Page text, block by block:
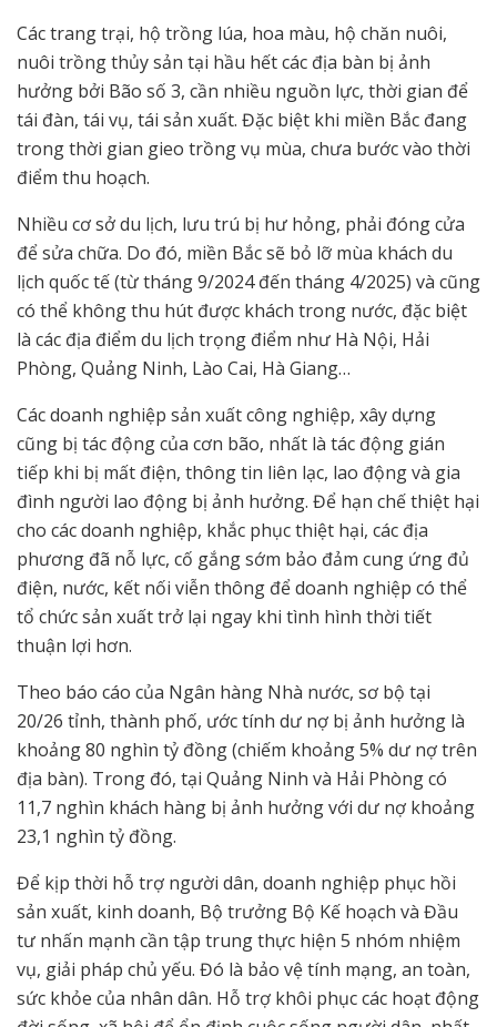
Các trang trại, hộ trồng lúa, hoa màu, hộ chăn nuôi,
nuôi trồng thủy sản tại hầu hết các địa bàn bị ảnh
hưởng bởi Bão số 3, cần nhiều nguồn lực, thời gian để
tái đàn, tái vụ, tái sản xuất. Đặc biệt khi miền Bắc đang
trong thời gian gieo trồng vụ mùa, chưa bước vào thời
điểm thu hoạch.
Nhiều cơ sở du lịch, lưu trú bị hư hỏng, phải đóng cửa
để sửa chữa. Do đó, miền Bắc sẽ bỏ lỡ mùa khách du
lịch quốc tế (từ tháng 9/2024 đến tháng 4/2025) và cũng
có thể không thu hút được khách trong nước, đặc biệt
là các địa điểm du lịch trọng điểm như Hà Nội, Hải
Phòng, Quảng Ninh, Lào Cai, Hà Giang…
Các doanh nghiệp sản xuất công nghiệp, xây dựng
cũng bị tác động của cơn bão, nhất là tác động gián
tiếp khi bị mất điện, thông tin liên lạc, lao động và gia
đình người lao động bị ảnh hưởng. Để hạn chế thiệt hại
cho các doanh nghiệp, khắc phục thiệt hại, các địa
phương đã nỗ lực, cố gắng sớm bảo đảm cung ứng đủ
điện, nước, kết nối viễn thông để doanh nghiệp có thể
tổ chức sản xuất trở lại ngay khi tình hình thời tiết
thuận lợi hơn.
Theo báo cáo của Ngân hàng Nhà nước, sơ bộ tại
20/26 tỉnh, thành phố, ước tính dư nợ bị ảnh hưởng là
khoảng 80 nghìn tỷ đồng (chiếm khoảng 5% dư nợ trên
địa bàn). Trong đó, tại Quảng Ninh và Hải Phòng có
11,7 nghìn khách hàng bị ảnh hưởng với dư nợ khoảng
23,1 nghìn tỷ đồng.
Để kịp thời hỗ trợ người dân, doanh nghiệp phục hồi
sản xuất, kinh doanh, Bộ trưởng Bộ Kế hoạch và Đầu
tư nhấn mạnh cần tập trung thực hiện 5 nhóm nhiệm
vụ, giải pháp chủ yếu. Đó là bảo vệ tính mạng, an toàn,
sức khỏe của nhân dân. Hỗ trợ khôi phục các hoạt động